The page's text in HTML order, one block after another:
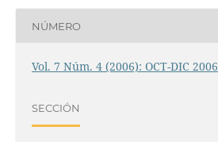
NÚMERO
Vol. 7 Núm. 4 (2006): OCT-DIC 2006
SECCIÓN